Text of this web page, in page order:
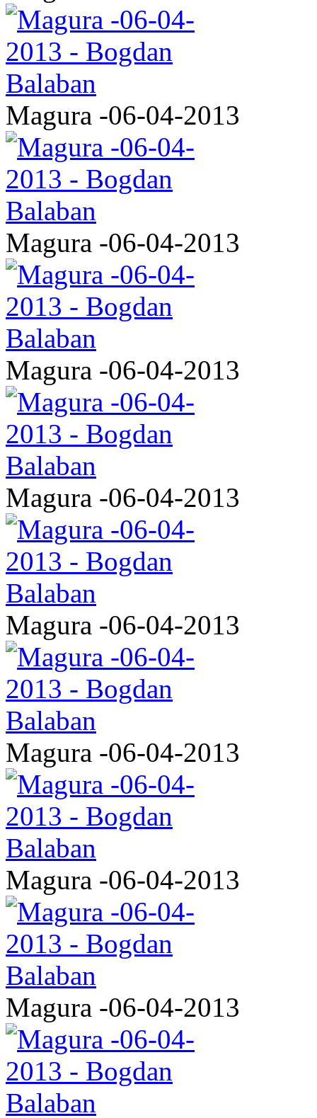
Magura -06-04-2013
Magura -06-04-2013
Magura -06-04-2013
Magura -06-04-2013
Magura -06-04-2013
Magura -06-04-2013
Magura -06-04-2013
Magura -06-04-2013